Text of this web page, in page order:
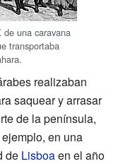
una caravana
transportaba
realizaban
saquear y arrasar
de la península,
en una
de Lisboaen el año